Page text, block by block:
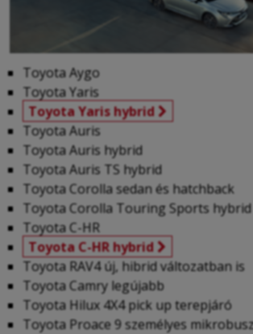
Toyota Aygo
Toyota Yaris
Toyota Yaris hybrid
Toyota Auris
Toyota Auris hybrid
Toyota Auris TS hybrid
Toyota Corolla sedan és hatchback
Toyota Corolla Touring Sports hybrid
Toyota C-HR
Toyota C-HR hybrid
Toyota RAV4 új, hibrid változatban is
Toyota Camry legújabb
Toyota Hilux 4X4 pick up terepjáró
Toyota Proace 9 személyes